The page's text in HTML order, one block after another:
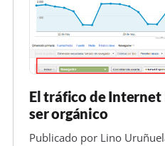
El tráfico de Internet
ser orgánico
Publicado por Lino